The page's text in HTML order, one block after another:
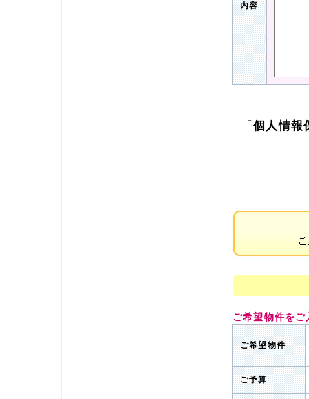
内容
「個人情報
ご希望物件を
ご希望物件
ご予算